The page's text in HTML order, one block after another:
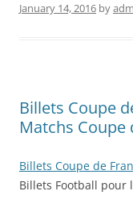
January 14, 2016 by
Billets Coupe
Matchs Coupe
Billets Coupe de
Billets Football pour